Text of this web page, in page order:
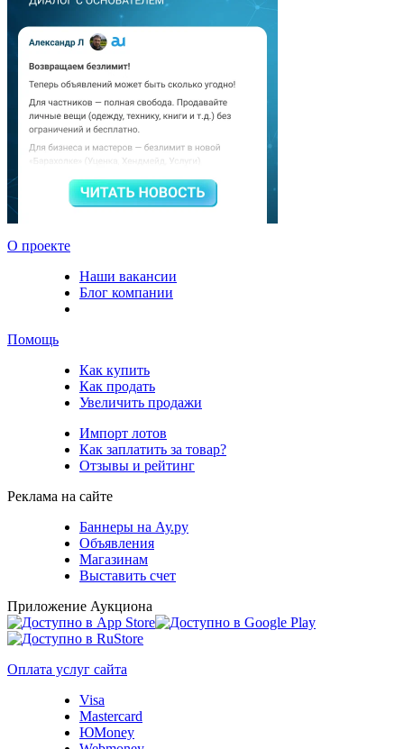
О проекте
Наши вакансии
Блог компании
Помощь
Как купить
Как продать
Увеличить продажи
Импорт лотов
Как заплатить за товар?
Отзывы и рейтинг
Реклама на сайте
Баннеры на Ау.ру
Объявления
Магазинам
Выставить счет
Приложение Аукциона
Оплата услуг сайта
Visa
Mastercard
ЮMoney